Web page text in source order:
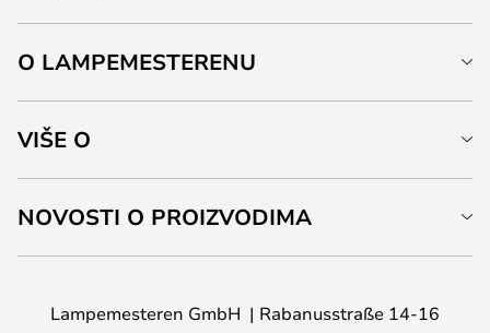
O LAMPEMESTERENU
VIŠE O
NOVOSTI O PROIZVODIMA
Lampemesteren GmbH Rabanusstraße 14-16